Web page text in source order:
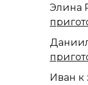
Элина
Иван к